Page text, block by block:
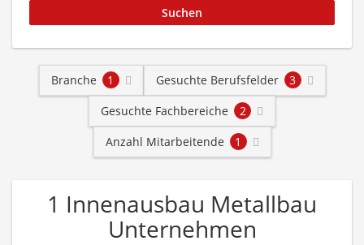
Branche 1 Gesuchte Berufsfelder
3
Gesuchte Fachbereiche
2
Anzahl Mitarbeitende
1
1 Innenausbau Metallbau
Unternehmen